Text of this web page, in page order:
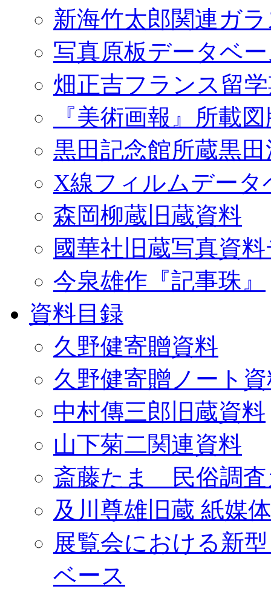
新海竹太郎関連ガ
写真原板データベ
畑正吉フランス留
『美術画報』所載
黒田記念館所蔵黒
X線フィルムデータ
森岡柳蔵旧蔵資料
國華社旧蔵写真資
今泉雄作『記事珠』
資料目録
久野健寄贈資料
久野健寄贈ノート
中村傳三郎旧蔵資料
山下菊二関連資料
斎藤たま 民俗調査
及川尊雄旧蔵 紙媒
展覧会における新
ベース